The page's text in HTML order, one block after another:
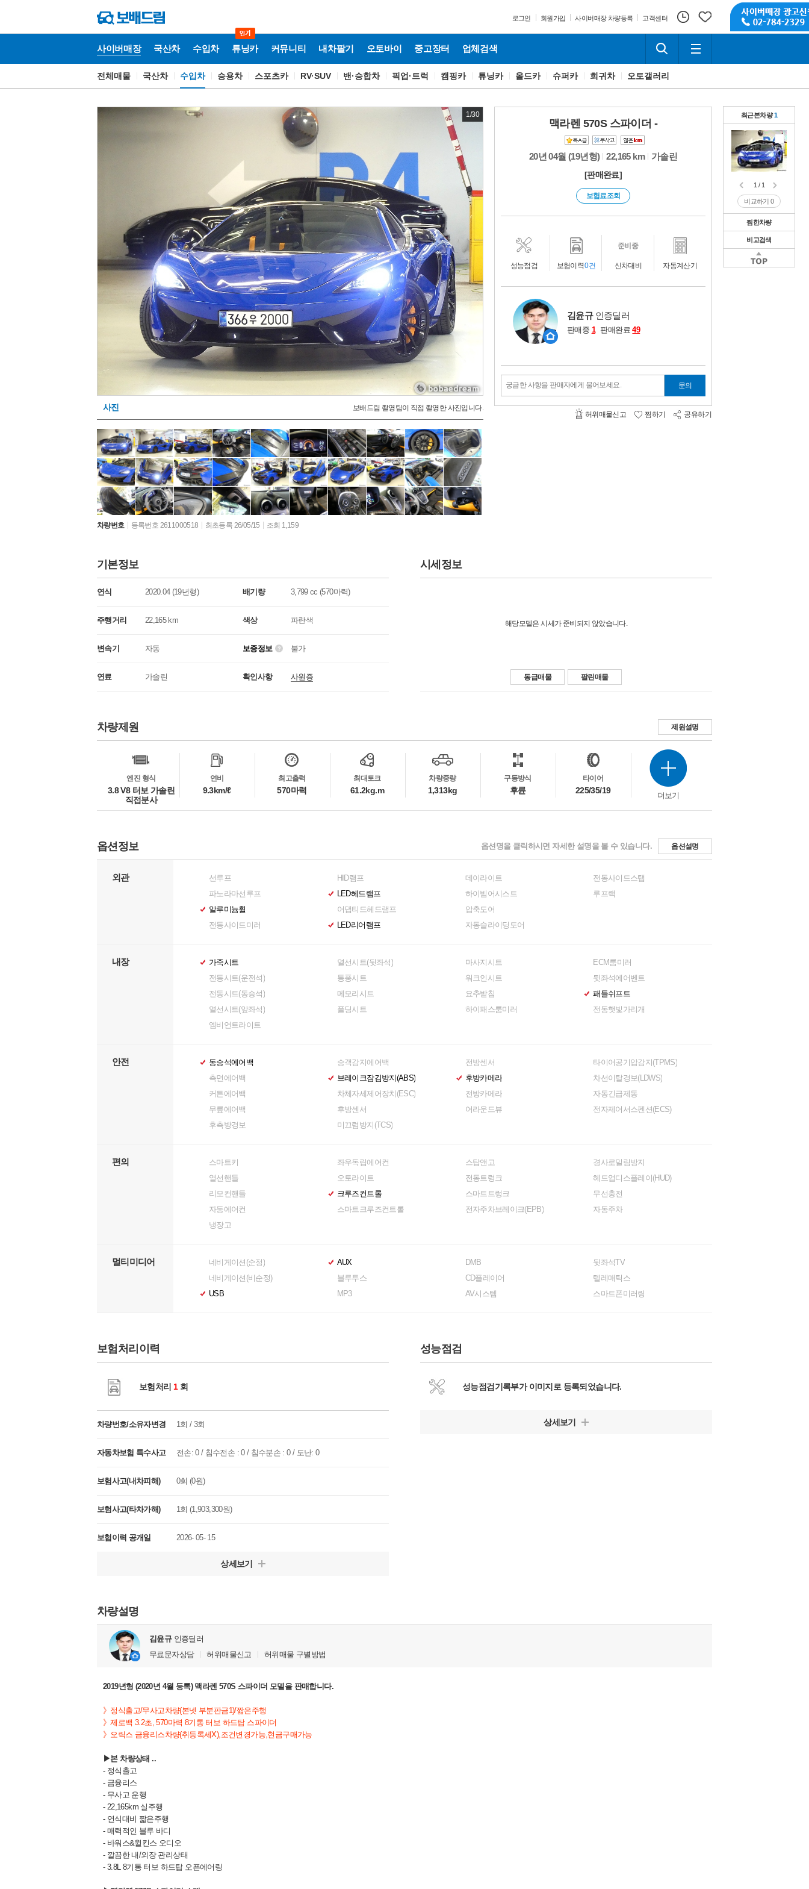
로그인 회원가입 사이버매장 차량등록 고객센터
사이버매장 국산차 수입차 튜닝카 커뮤니티 내차팔기 오토바이 중고장터 업체검색
사
전체매물 국산차 수입차 승용차 스포츠카 RV·SUV 밴·승합차 픽업·트럭 캠핑카 튜닝카 올드카 슈퍼카 희귀차 오토갤러리
1/30
사진 보배드림 촬영팀이 직접 촬영한 사진입니다.
차량번호 등록번호 2611000518 최초등록 26/05/15 조회 1,159
맥라렌 570S 스파이더 -
20년 04월 (19년형) 22,165 km 가솔린
[판매완료]
보험료조회
성능점검 보험이력0건 신차대비
준비중
자동계산기
김윤규인증딜러
판매중 1 판매완료49
궁금한 사항을 판매자에게 물어보세요. 문의
허위매물신고 찜하기 공유하기
기본정보
연식 2020.04 (19년형) 배기량 3,799 cc (570마력)
주행거리 22,165 km 색상 파란색
변속기 자동 보증정보 불가
연료 가솔린 확인사항 사원증
시세정보
해당모델은 시세가 준비되지 않았습니다.
동급매물 팔린매물
차량제원
제원설명
엔진 형식
3.8 V8 터보 가솔린
직접분사
연비
9.3km/ℓ
최고출력
570마력
최대토크
61.2kg.m
차량중량
1,313kg
구동방식
후륜
타이어
225/35/19
더보기
옵션정보 옵션명을 클릭하시면 자세한 설명을 볼 수 있습니다. 옵션설명
외관
선루프
파노라마선루프
알루미늄휠
전동사이드미러
HID램프
LED헤드램프
어댑티드헤드램프
LED리어램프
데이라이트
하이빔어시스트
압축도어
자동슬라이딩도어
전동사이드스탭
루프랙
내장
가죽시트
전동시트(운전석)
전동시트(동승석)
열선시트(앞좌석)
열선시트(뒷좌석)
통풍시트
메모리시트
폴딩시트
마사지시트
워크인시트
요추받침
하이패스룸미러
ECM룸미러
뒷좌석에어벤트
패들쉬프트
전동햇빛가리개
엠비언트라이트
안전
동승석에어백
측면에어백
커튼에어백
무릎에어백
승객감지에어백
브레이크잠김방지(ABS)
차체자세제어장치(ESC)
후방센서
전방센서
후방카메라
전방카메라
어라운드뷰
타이어공기압감지(TPMS)
차선이탈경보(LDWS)
자동긴급제동
전자제어서스펜션(ECS)
후측방경보
미끄럼방지(TCS)
편의
스마트키
열선핸들
리모컨핸들
자동에어컨
좌우독립에어컨
오토라이트
크루즈컨트롤
스마트크루즈컨트롤
스탑앤고
전동트렁크
스마트트렁크
전자주차브레이크(EPB)
경사로밀림방지
헤드업디스플레이(HUD)
무선충전
자동주차
냉장고
멀티미디어
네비게이션(순정)
네비게이션(비순정)
USB
AUX
블루투스
MP3
DMB
CD플레이어
AV시스템
뒷좌석TV
텔레매틱스
스마트폰미러링
보험처리이력
보험처리 1회
차량번호/소유자변경 1회 / 3회
자동차보험 특수사고 전손: 0 / 침수전손 : 0 / 침수분손 : 0 / 도난: 0
보험사고(내차피해) 0회 (0원)
보험사고(타차가해) 1회 (1,903,300원)
보험이력 공개일 2026- 05- 15
상세보기
성능점검
성능점검기록부가 이미지로 등록되었습니다.
상세보기
차량설명
김윤규인증딜러
무료문자상담
허위매물신고 허위매물 구별방법
2019년형 (2020년 4월 등록) 맥라렌 570S 스파이더 모델을 판매합니다.
》정식출고/무사고차량(본넷 부분판금1)/짧은주행
》제로백 3.2초, 570마력 8기통 터보 하드탑 스파이더
》 오릭스 금융리스차량(취등록세X),조건변경가능,현금구매가능
▶본 차량상태 ..
- 정식출고
- 금융리스
- 무사고 운행
- 22,165km 실주행
- 연식대비 짧은주행
- 매력적인 블루 바디
- 바워스&윌킨스 오디오
- 깔끔한 내/외장 관리상태
- 3.8L 8기통 터보 하드탑 오픈에어링
최근본차량1
1 / 1
비교하기0
찜한차량
1 / 1
비교하기
비교검색
1 / 1